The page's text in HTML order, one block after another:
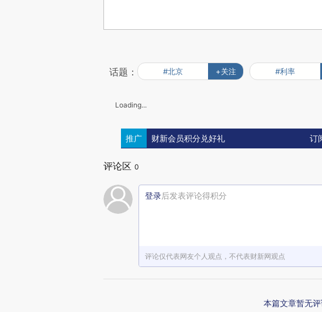
话题： #北京 +关注 #利率
Loading...
推广 财新会员积分兑好礼 订
评论区 0
登录后发表评论得积分
评论仅代表网友个人观点，不代表财新网观点
本篇文章暂无